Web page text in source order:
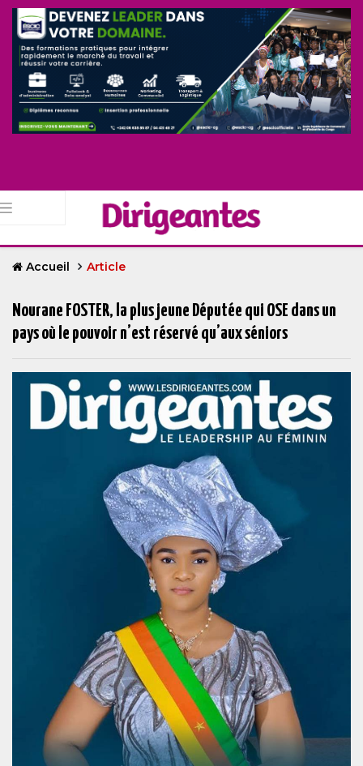
Accueil Article
Nourane FOSTER, la plus jeune Députée qui OSE dans un
pays où le pouvoir n’est réservé qu’aux séniors